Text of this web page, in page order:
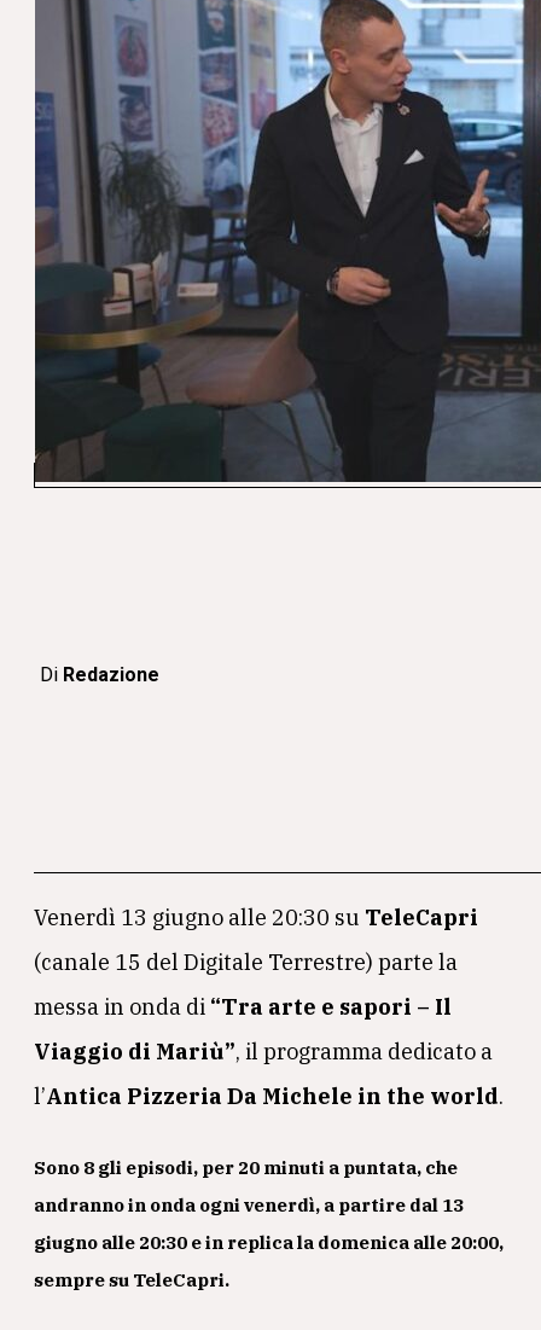
Di Redazione
Venerdì 13 giugno alle 20:30 su TeleCapri
(canale 15 del Digitale Terrestre) parte la
messa in onda di “Tra arte e sapori – Il
Viaggio di Mariù”, il programma dedicato a
l’Antica Pizzeria Da Michele in the world.
Sono 8 gli episodi, per 20 minuti a puntata, che
andranno in onda ogni venerdì, a partire dal 13
giugno alle 20:30 e in replica la domenica alle 20:00,
sempre su TeleCapri.